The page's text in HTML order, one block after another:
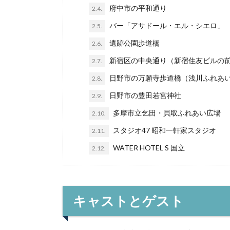
2.4. 府中市の平和通り
2.5. バー「アサドール・エル・シエロ」
2.6. 遺跡公園歩道橋
2.7. 新宿区の中央通り（新宿住友ビルの前
2.8. 日野市の万願寺歩道橋（浅川ふれあい
2.9. 日野市の豊田若宮神社
2.10. 多摩市立乞田・貝取ふれあい広場
2.11. スタジオ47 昭和一軒家スタジオ
2.12. WATER HOTEL S 国立
キャストとゲスト